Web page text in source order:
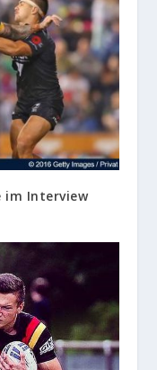
im Interview